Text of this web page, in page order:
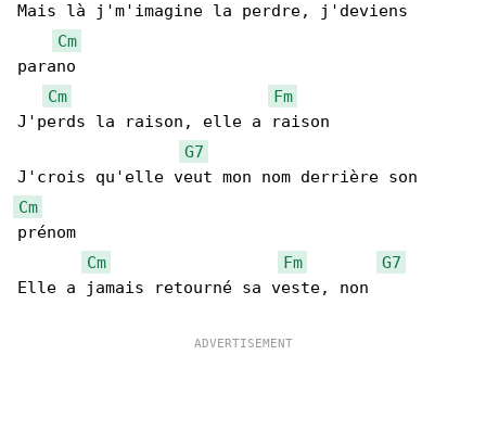
Mais là j'm'imagine la perdre, j'deviens
Cm
parano
Cm
Fm
J'perds la raison, elle a raison
G7
Cm
prénom
Cm
Fm
G7
Elle a jamais retourné sa veste, non